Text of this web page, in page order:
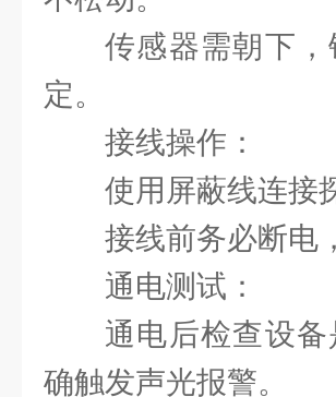
传感器需朝下
定。
‌接线操作‌：
使用屏蔽线连接
接线前务必断电
‌通电测试‌：
通电后检查设
确触发声光报警。